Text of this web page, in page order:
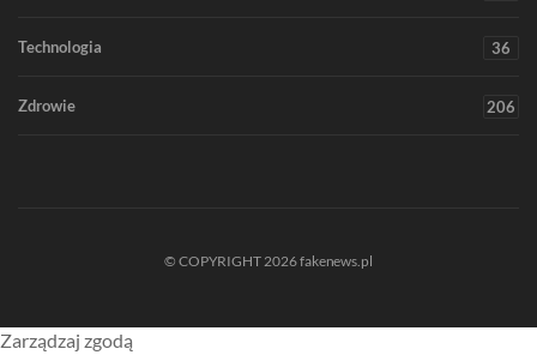
Technologia 36
Zdrowie 206
© COPYRIGHT 2026 fakenews.pl
Zarządzaj zgodą